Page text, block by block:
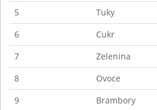
5
Tuky
6
Cukr
7
Zelenina
8
Ovoce
9
Brambory